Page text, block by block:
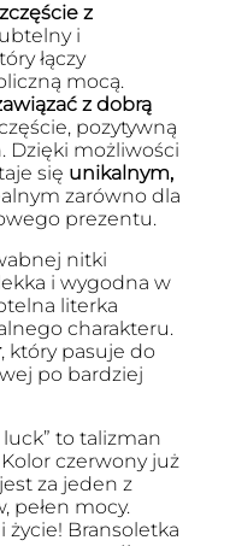
z
i
łączy
mocą.
z dobrą
pozytywną
Dzięki możliwości
się unikalnym,
zarówno dla
prezentu.
nitki
i wygodna w
literka
charakteru.
, który pasuje do
po bardziej
to talizman
czerwony już
za jeden z
pełen mocy.
życie! Bransoletka